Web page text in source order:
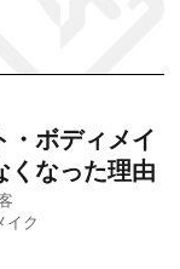
・ボディメイ
くなった理由
イク